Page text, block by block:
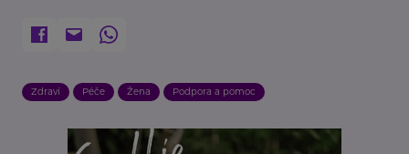
Zdraví Péče Žena Podpora a pomoc